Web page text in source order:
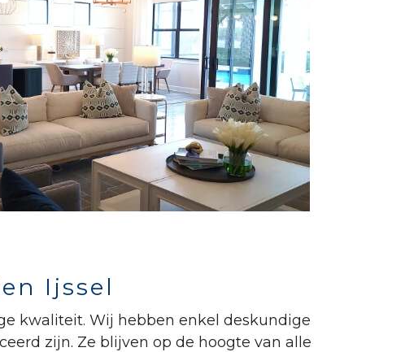
Ijssel
kwaliteit. Wij hebben enkel deskundige
zijn. Ze blijven op de hoogte van alle